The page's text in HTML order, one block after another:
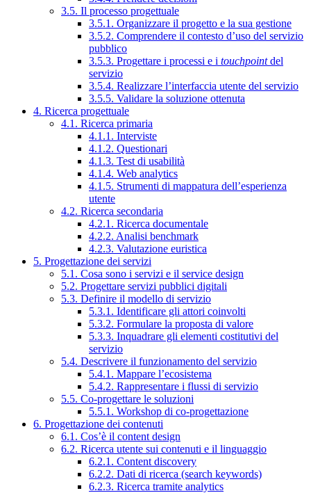
3.5. Il processo progettuale
3.5.1. Organizzare il progetto e la sua gestione
3.5.2. Comprendere il contesto d’uso del servizio
pubblico
3.5.3. Progettare i processi e i touchpointdel
servizio
3.5.4. Realizzare l’interfaccia utente del servizio
3.5.5. Validare la soluzione ottenuta
4. Ricerca progettuale
4.1. Ricerca primaria
4.1.1. Interviste
4.1.2. Questionari
4.1.3. Test di usabilità
4.1.4. Web analytics
4.1.5. Strumenti di mappatura dell’esperienza
utente
4.2. Ricerca secondaria
4.2.1. Ricerca documentale
4.2.2. Analisi benchmark
4.2.3. Valutazione euristica
5. Progettazione dei servizi
5.1. Cosa sono i servizi e il service design
5.2. Progettare servizi pubblici digitali
5.3. Definire il modello di servizio
5.3.1. Identificare gli attori coinvolti
5.3.2. Formulare la proposta di valore
5.3.3. Inquadrare gli elementi costitutivi del
servizio
5.4. Descrivere il funzionamento del servizio
5.4.1. Mappare l’ecosistema
5.4.2. Rappresentare i flussi di servizio
5.5. Co-progettare le soluzioni
5.5.1. Workshop di co-progettazione
6. Progettazione dei contenuti
6.1. Cos’è il content design
6.2. Ricerca utente sui contenuti e il linguaggio
6.2.1. Content discovery
6.2.2. Dati di ricerca (search keywords)
6.2.3. Ricerca tramite analytics